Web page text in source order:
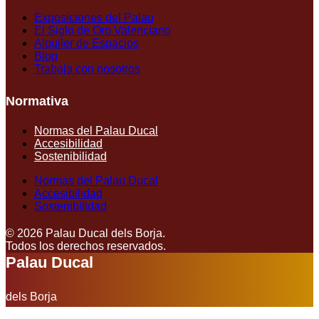
Exposiciones del Palau
El Siglo de Oro Valenciano
Alquiler de Espacios
Blog
Trabaja con nosotros
Normativa
Normas del Palau Ducal
Accesibilidad
Sostenibilidad
Normas del Palau Ducal
Accesibilidad
Sostenibilidad
© 2026 Palau Ducal dels Borja.
Todos los derechos reservados.
Palau Ducal
dels Borja